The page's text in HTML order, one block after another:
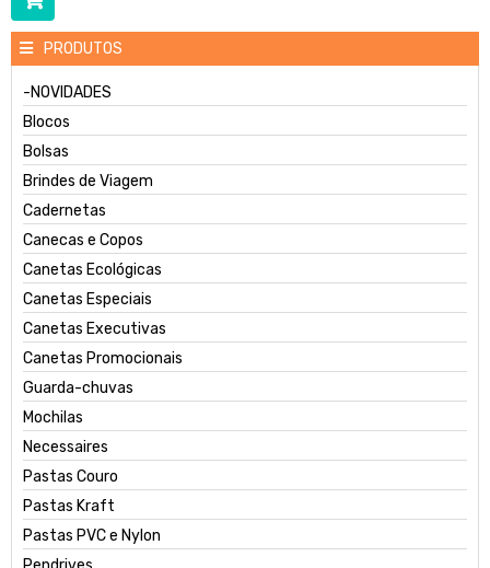
PRODUTOS
-NOVIDADES
Blocos
Bolsas
Brindes de Viagem
Cadernetas
Canecas e Copos
Canetas Ecológicas
Canetas Especiais
Canetas Executivas
Canetas Promocionais
Guarda-chuvas
Mochilas
Necessaires
Pastas Couro
Pastas Kraft
Pastas PVC e Nylon